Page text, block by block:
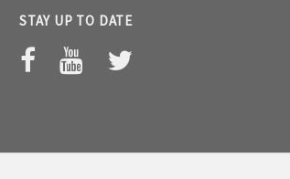
STAY UP TO DATE